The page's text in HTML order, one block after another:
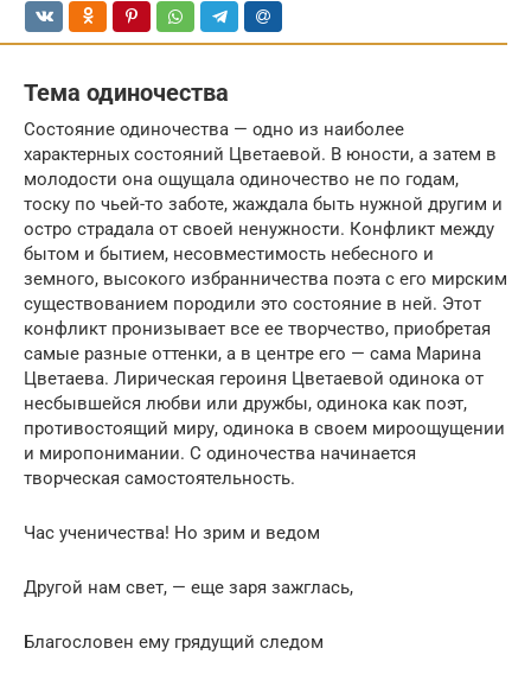
Тема одиночества
Состояние одиночества — одно из наиболее
характерных состояний Цветаевой. В юности, а затем в
молодости она ощущала одиночество не по годам,
тоску по чьей-то заботе, жаждала быть нужной другим и
остро страдала от своей ненужности. Конфликт между
бытом и бытием, несовместимость небесного и
земного, высокого избранничества поэта с его мирским
существованием породили это состояние в ней. Этот
конфликт пронизывает все ее творчество, приобретая
самые разные оттенки, а в центре его — сама Марина
Цветаева. Лирическая героиня Цветаевой одинока от
несбывшейся любви или дружбы, одинока как поэт,
противостоящий миру, одинока в своем мироощущении
и миропонимании. С одиночества начинается
творческая самостоятельность.
Час ученичества! Но зрим и ведом
Другой нам свет, — еще заря зажглась,
Благословен ему грядущий следом